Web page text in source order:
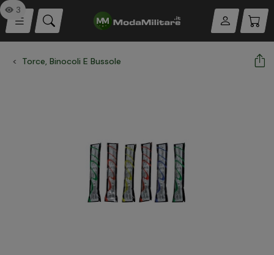
Torce, Binocoli E Bussole
3